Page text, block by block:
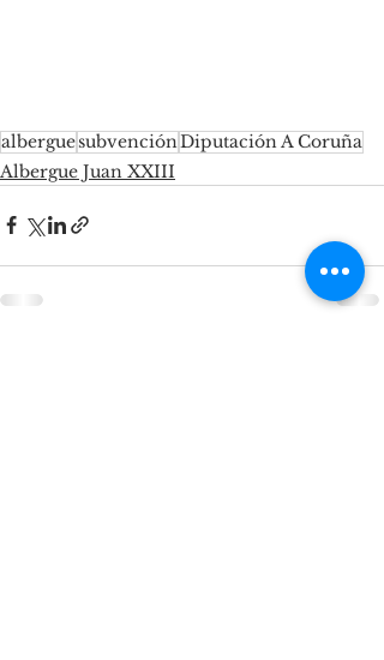
alberguesubvenciónDiputación A Coruña
Albergue Juan XXIII